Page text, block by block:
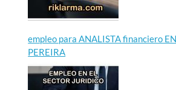
empleo para ANALISTA financiero
PEREIRA